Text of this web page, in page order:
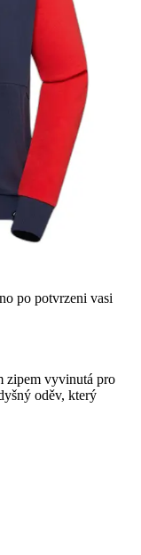
po potvrzeni vasi
zipem vyvinutá pro
oděv, který